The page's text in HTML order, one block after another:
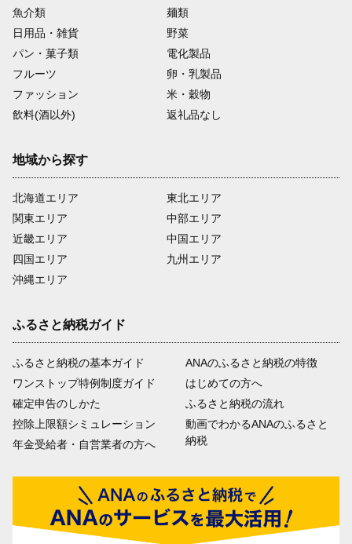
魚介類
麺類
日用品・雑貨
野菜
パン・菓子類
電化製品
フルーツ
卵・乳製品
ファッション
米・穀物
飲料(酒以外)
返礼品なし
地域から探す
北海道エリア
関東エリア
近畿エリア
四国エリア
沖縄エリア
東北エリア
中部エリア
中国エリア
九州エリア
ふるさと納税ガイド
ふるさと納税の基本ガイド
ワンストップ特例制度ガイド
確定申告のしかた
控除上限額シミュレーション
年金受給者・自営業者の方へ
ANAのふるさと納税の特徴
はじめての方へ
ふるさと納税の流れ
動画でわかるANAのふるさと
納税